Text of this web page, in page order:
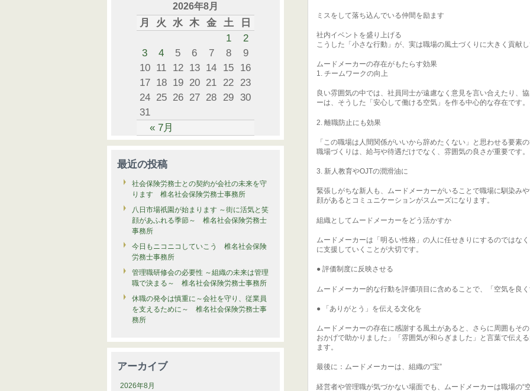
ミスをして落ち込んでいる仲間を励ます
社内イベントを盛り上げる
こうした「小さな行動」が、実は職場の風土づくりに大きく貢献し
ムードメーカーの存在がもたらす効果
1. チームワークの向上
良い雰囲気の中では、社員同士が遠慮なく意見を言い合えたり、
ーは、そうした「安心して働ける空気」を作る中心的な存在です。
2. 離職防止にも効果
「この職場は人間関係がいいから辞めたくない」と思わせる要素
職場づくりは、給与や待遇だけでなく、雰囲気の良さが重要です。
3. 新人教育やOJTの潤滑油に
緊張しがちな新人も、ムードメーカーがいることで職場に馴染み
顔があるとコミュニケーションがスムーズになります。
組織としてムードメーカーをどう活かすか
ムードメーカーは「明るい性格」の人に任せきりにするのではな
に支援していくことが大切です。
● 評価制度に反映させる
ムードメーカー的な行動を評価項目に含めることで、「空気を良
● 「ありがとう」を伝える文化を
ムードメーカーの存在に感謝する風土があると、さらに周囲もそ
おかげで助かりました」「雰囲気が和らぎました」と言葉で伝え
ます。
最後に：ムードメーカーは、組織の“宝”
経営者や管理職が気づかない場面でも、ムードメーカーは職場の“
2026年8月
月 火 水 木 金 土 日
« 7月
1
2
3
4 5 6 7 8
9
10 11 12 13 14 15 16
17 18 19 20 21 22 23
24 25 26 27 28 29 30
31
最近の投稿
社会保険労務士との契約が会社の未来を守
ります 椎名社会保険労務士事務所
八日市場祇園が始まります ～街に活気と笑
顔があふれる季節～ 椎名社会保険労務士
事務所
今日もニコニコしていこう 椎名社会保険
労務士事務所
管理職研修会の必要性 ～組織の未来は管理
職で決まる～ 椎名社会保険労務士事務所
休職の発令は慎重に～会社を守り、従業員
を支えるために～ 椎名社会保険労務士事
務所
アーカイブ
2026年8月